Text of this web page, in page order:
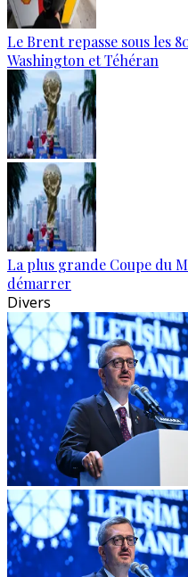
Le Brent repasse sous les
Washington et Téhéran
La plus grande Coupe du
démarrer
Divers